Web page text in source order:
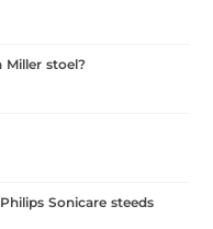
stoel?
Sonicare steeds